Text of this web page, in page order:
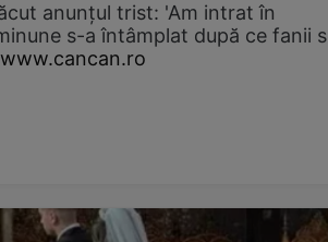
anunțul trist: 'Am intrat în
s-a întâmplat după ce fanii
www.cancan.ro